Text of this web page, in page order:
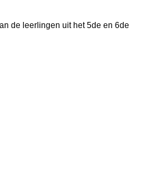
de leerlingen uit het 5de en 6de